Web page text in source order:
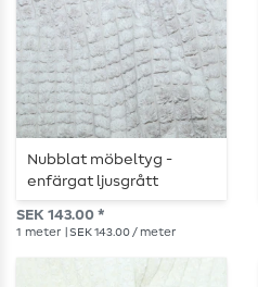
Nubblat möbeltyg -
enfärgat ljusgrått
SEK 143.00 *
1 meter | SEK 143.00 / meter